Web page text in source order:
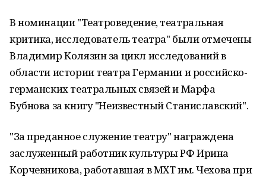
В номинации "Театроведение, театральная
критика, исследователь театра" были отмечены
Владимир Колязин за цикл исследований в
области истории театра Германии и российско-
германских театральных связей и Марфа
Бубнова за книгу "Неизвестный Станиславский".
"За преданное служение театру" награждена
заслуженный работник культуры РФ Ирина
Корчевникова, работавшая в МХТ им. Чехова при